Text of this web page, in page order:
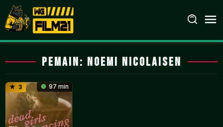
Loncat
ke
konten
Pemain: Noemi Nicolaisen
3 97 min